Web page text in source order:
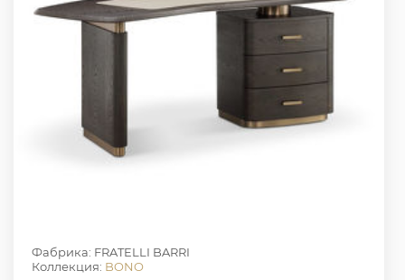
Фабрика: FRATELLI BARRI
Коллекция: BONO